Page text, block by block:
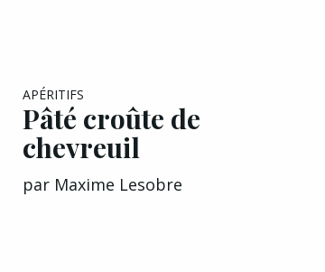
APÉRITIFS
Pâté croûte de
chevreuil
par Maxime Lesobre